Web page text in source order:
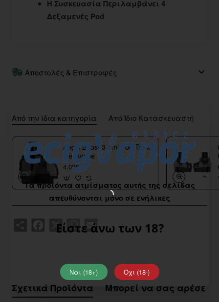
Τα προϊόντα ατμίσματος αυτής της σελίδας
απευθύνονται μόνο σε ενήλικες
Είστε άνω των 18?
Ναι (18+) Όχι (18-)
Η Συσκευασία Περιλαμβάνει 4
Δεξαμενές Pod
Αποστολές & Επιστροφές
Από την ίδια κατηγορία Από Ίδιο Κατασκευαστή
Aegis Boost 3 5ml Pod Tank
Geekvape
4,00€
Facebook
X WhatsApp
Σχετικά Προϊόντα Μπορεί να σας αρέσει